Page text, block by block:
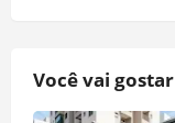
Você vai gostar